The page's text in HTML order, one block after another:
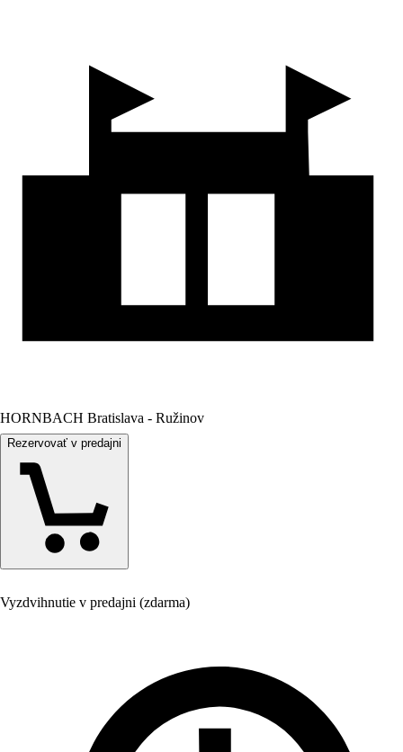
HORNBACH Bratislava - Ružinov
Rezervovať v predajni
Vyzdvihnutie v predajni (zdarma)